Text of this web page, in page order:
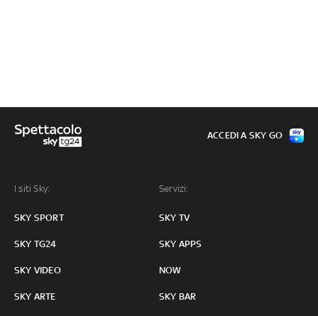
I siti Sky:
SKY SPORT
SKY TG24
SKY VIDEO
SKY ARTE
Servizi:
SKY TV
SKY APPS
NOW
SKY BAR
ACCEDI A SKY GO